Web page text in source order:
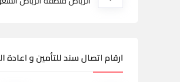
ارقام اتصال سند للتأمين و